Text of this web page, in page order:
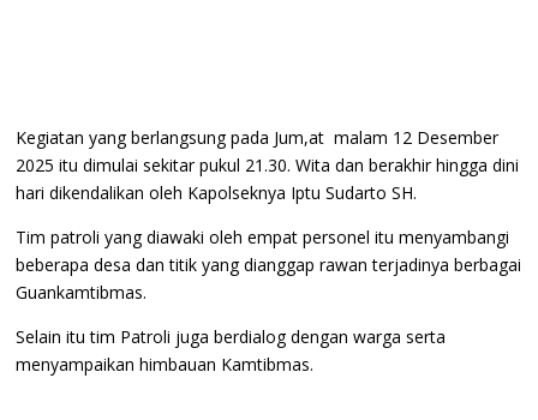
Kegiatan yang berlangsung pada Jum,at malam 12 Desember
2025 itu dimulai sekitar pukul 21.30. Wita dan berakhir hingga dini
hari dikendalikan oleh Kapolseknya Iptu Sudarto SH.
Tim patroli yang diawaki oleh empat personel itu menyambangi
beberapa desa dan titik yang dianggap rawan terjadinya berbagai
Guankamtibmas.
Selain itu tim Patroli juga berdialog dengan warga serta
menyampaikan himbauan Kamtibmas.